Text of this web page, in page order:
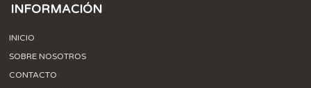
INFORMACIÓN
INICIO
SOBRE NOSOTROS
CONTACTO